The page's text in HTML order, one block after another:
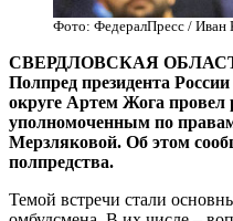
Фото: ФедералПресс / Иван
СВЕРДЛОВСКАЯ
Полпред президента
округе Артем Жога провел
уполномоченным по
Мерзляковой. Об этом
полпредства.
Темой встречи стали